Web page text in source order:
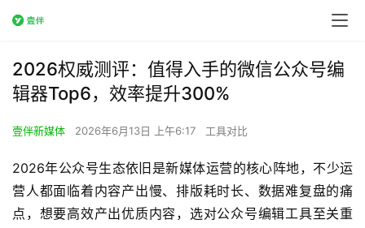
2026权威测评：值得入手的微信公众号编
辑器Top6，效率提升300%
壹伴新媒体 2026年6月13日 上午6:17 工具对比
2026年公众号生态依旧是新媒体运营的核心阵地，不少运
营人都面临着内容产出慢、排版耗时长、数据难复盘的痛
点，想要高效产出优质内容，选对公众号编辑工具至关重